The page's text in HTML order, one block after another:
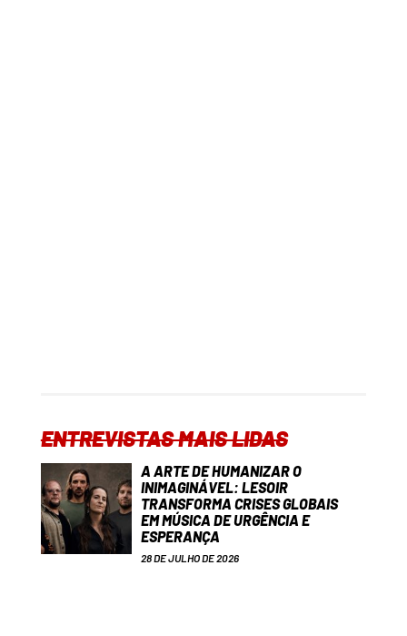
ENTREVISTAS MAIS LIDAS
A ARTE DE HUMANIZAR O
INIMAGINÁVEL: LESOIR
TRANSFORMA CRISES GLOBAIS
EM MÚSICA DE URGÊNCIA E
ESPERANÇA
28 DE JULHO DE 2026